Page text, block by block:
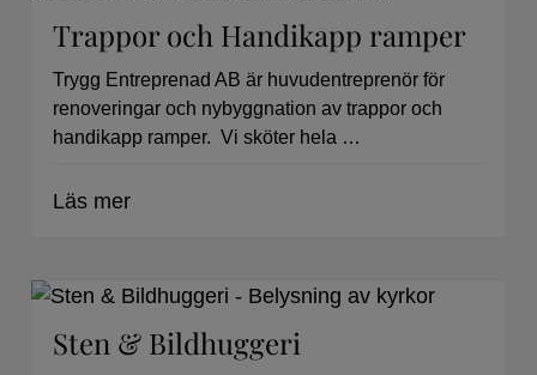
Trappor och Handikapp ramper
Trygg Entreprenad AB är huvudentreprenör för
renoveringar och nybyggnation av trappor och
handikapp ramper. Vi sköter hela …
Läs mer
Sten & Bildhuggeri